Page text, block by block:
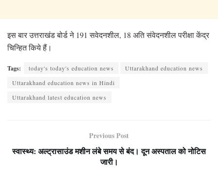
इस बार उत्तराखंड बोर्ड ने 191 सवेदनशील, 18 अति संवेदनशील परीक्षा केंद्र
चिन्हित किये हैं।
Tags: today's today's education news
Uttarakhand education news
Uttarakhand education news in Hindi
Uttarakhand latest education news
Previous Post
स्वास्थ्य: अल्ट्रासाउंड मशीन लंबे समय से बंद। दून अस्पताल को नोटिस
जारी।